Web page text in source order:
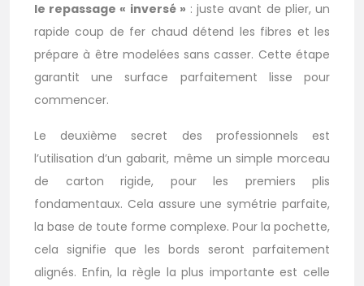
le repassage « inversé » : juste avant de plier, un
rapide coup de fer chaud détend les fibres et les
prépare à être modelées sans casser. Cette étape
garantit une surface parfaitement lisse pour
commencer.
Le deuxième secret des professionnels est
l’utilisation d’un gabarit, même un simple morceau
de carton rigide, pour les premiers plis
fondamentaux. Cela assure une symétrie parfaite,
la base de toute forme complexe. Pour la pochette,
cela signifie que les bords seront parfaitement
alignés. Enfin, la règle la plus importante est celle